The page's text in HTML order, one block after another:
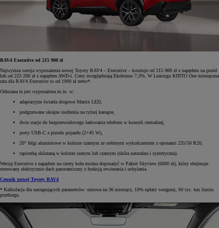
RAV4 Executive od 215 900 zł
Najwyższa wersja wyposażenia nowej Toyoty RAV4 – Executive – kosztuje od 215 900 zł z napędem na przód
lub od 225 200 zł z napędem AWD-i. Ceny uwzględniają Ekobonus 7,3%. W Leasingu KINTO One miesięczna
rata dla RAV4 Executive to od 1900 zł netto*.
Odmiana ta jest wyposażona m.in. w:
adaptacyjne światła drogowe Matrix LED,
podgrzewane skrajne siedzenia na tylnej kanapie,
dwie stacje do bezprzewodowego ładowania telefonu w konsoli centralnej,
porty USB-C z przodu pojazdu (2×45 W),
20" felgi aluminiowe w kolorze czarnym ze srebrnym wykończeniem z oponami 235/50 R20,
tapicerkę skórzaną w kolorze szarym lub czarnym (skóra naturalna i syntetyczna).
Wersję Executive z napędem na cztery koła można doposażyć w Pakiet Skyview (6000 zł), który obejmuje
sterowany elektrycznie dach panoramiczny z funkcją otwierania i uchylania.
Cennik nowej Toyoty RAV4
* Kalkulacja dla następujących parametrów: umowa na 36 miesięcy, 10% opłaty wstępnej, 60 tys. km limitu
przebiegu.